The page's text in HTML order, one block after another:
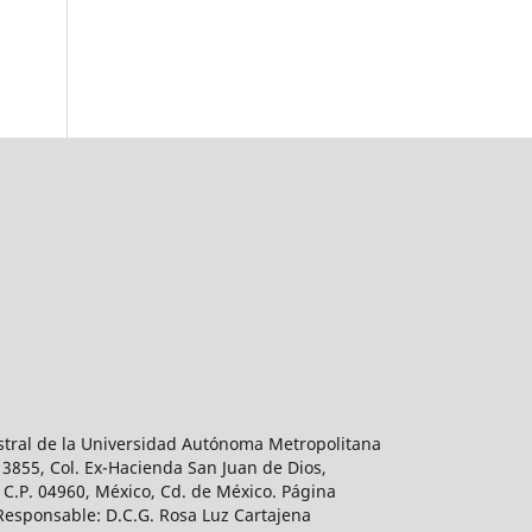
de la Universidad Autónoma Metropolitana
Col. Ex-Hacienda San Juan de Dios,
04960, México, Cd. de México. Página
D.C.G. Rosa Luz Cartajena